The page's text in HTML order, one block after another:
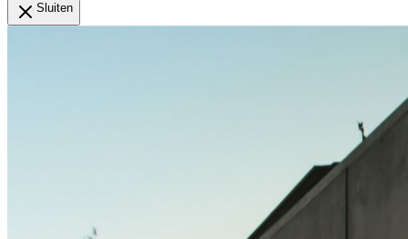
Sluiten